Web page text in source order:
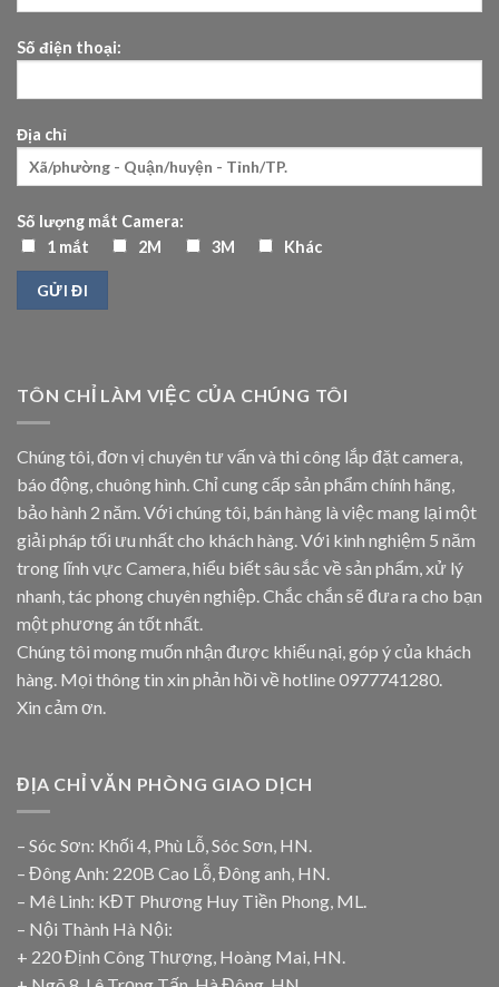
Số điện thoại:
Địa chỉ
Số lượng mắt Camera:
1 mắt
2M 3M Khác
TÔN CHỈ LÀM VIỆC CỦA CHÚNG TÔI
Chúng tôi, đơn vị chuyên tư vấn và thi công lắp đặt camera,
báo động, chuông hình. Chỉ cung cấp sản phẩm chính hãng,
bảo hành 2 năm. Với chúng tôi, bán hàng là việc mang lại một
giải pháp tối ưu nhất cho khách hàng. Với kinh nghiệm 5 năm
trong lĩnh vực Camera, hiểu biết sâu sắc về sản phẩm, xử lý
nhanh, tác phong chuyên nghiệp. Chắc chắn sẽ đưa ra cho bạn
một phương án tốt nhất.
Chúng tôi mong muốn nhận được khiếu nại, góp ý của khách
hàng. Mọi thông tin xin phản hồi về hotline0977741280
Xin cảm ơn.
ĐỊA CHỈ VĂN PHÒNG GIAO DỊCH
– Sóc Sơn: Khối 4, Phù Lỗ, Sóc Sơn, HN.
– Đông Anh: 220B Cao Lỗ, Đông anh, HN.
– Mê Linh: KĐT Phương Huy Tiền Phong, ML.
– Nội Thành Hà Nội:
+ 220 Định Công Thượng, Hoàng Mai, HN.